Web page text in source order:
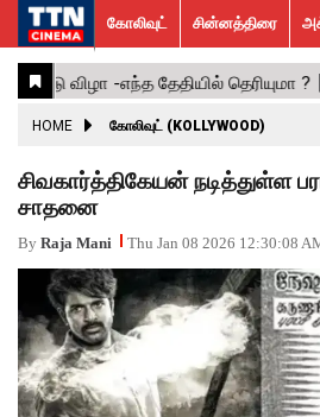
கோலிவுட்
சின்னத்திரை
பாலிவுட்
ஹாலிவுட்
அக்கம்
பக்கம்
ஸ்பெஷல்
ஸ்டோரீஸ்
விமர்சனம்
GALLERY
ACTRESS
ACTORS
MOVIESTILLS
EVENTS
VIDEOS
What’s
Hot
Trending
News
கோலிவுட் சின்னத்திரை
HOME கோலிவுட் (KOLLYWOOD)
சிவகார்த்திகேயன் நடித்துள்ள
சாதனை
By Raja Mani Thu Jan 08 2026 12:30:08